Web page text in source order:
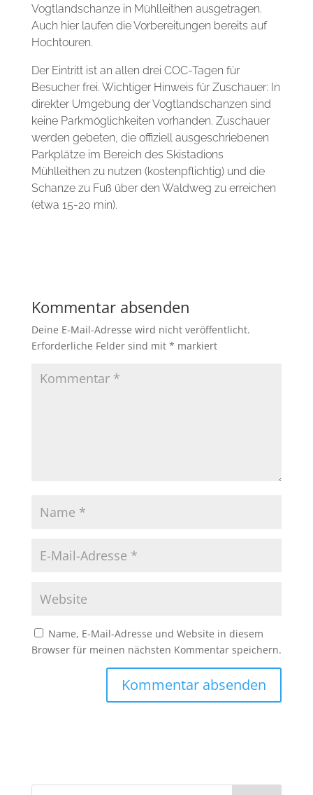
Vogtlandschanze in Mühlleithen ausgetragen.
Auch hier laufen die Vorbereitungen bereits auf
Hochtouren.
Der Eintritt ist an allen drei COC-Tagen für
Besucher frei. Wichtiger Hinweis für Zuschauer: In
direkter Umgebung der Vogtlandschanzen sind
keine Parkmöglichkeiten vorhanden. Zuschauer
werden gebeten, die offiziell ausgeschriebenen
Parkplätze im Bereich des Skistadions
Mühlleithen zu nutzen (kostenpflichtig) und die
Schanze zu Fuß über den Waldweg zu erreichen
(etwa 15-20 min).
Kommentar absenden
Deine E-Mail-Adresse wird nicht veröffentlicht.
Erforderliche Felder sind mit * markiert
Name, E-Mail-Adresse und Website in diesem
Browser für meinen nächsten Kommentar speichern.